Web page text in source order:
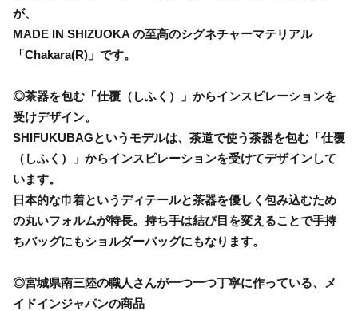
が、
MADE IN SHIZUOKA の至高のシグネチャーマテリアル
「Chakara(R)」です。
◎茶器を包む「仕覆（しふく）」からインスピレーションを
受けデザイン。
SHIFUKUBAGというモデルは、茶道で使う茶器を包む「仕覆
（しふく）」からインスピレーションを受けてデザインして
います。
日本的な巾着というディテールと茶器を優しく包み込むため
の丸いフォルムが特長。持ち手は結び目を変えることで手持
ちバッグにもショルダーバッグにもなります。
◎宮城県南三陸の職人さんが一つ一つ丁寧に作っている、メ
イドインジャパンの商品